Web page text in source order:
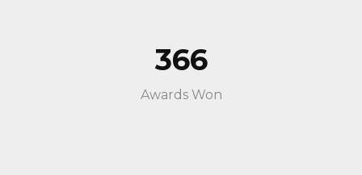
366
Awards Won